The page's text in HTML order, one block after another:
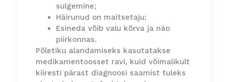
sulgemine;
Häirunud on maitsetaju;
Esineda võib valu kõrva ja näo
piirkonnas.
Põletiku alandamiseks kasutatakse
medikamentoosset ravi, kuid võimalikult
kiiresti pärast diagnoosi saamist tuleks